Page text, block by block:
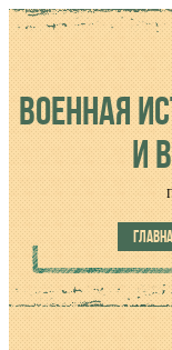
ВОЕННАЯ
И